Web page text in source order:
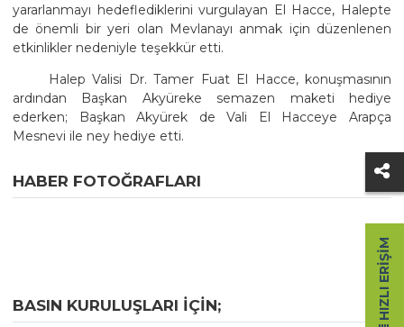
yararlanmayı hedeflediklerini vurgulayan El Hacce, Halepte
de önemli bir yeri olan Mevlanayı anmak için düzenlenen
etkinlikler nedeniyle teşekkür etti.
Halep Valisi Dr. Tamer Fuat El Hacce, konuşmasının
ardından Başkan Akyüreke semazen maketi hediye
ederken; Başkan Akyürek de Vali El Hacceye Arapça
Mesnevi ile ney hediye etti.
HABER FOTOĞRAFLARI
BASIN KURULUŞLARI IÇIN; HIZLI ERIŞIM